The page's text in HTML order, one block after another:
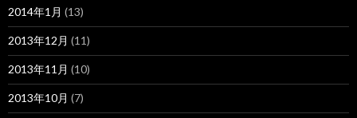
2014年1月 (13)
2013年12月 (11)
2013年11月 (10)
2013年10月 (7)